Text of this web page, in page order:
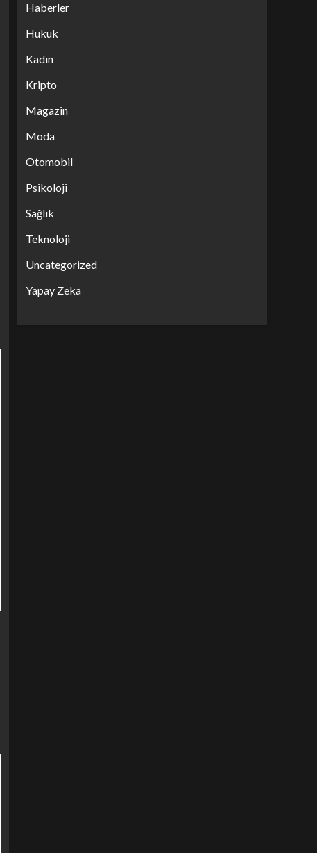
Haberler
Hukuk
Kadın
Kripto
Magazin
Moda
Otomobil
Psikoloji
Sağlık
Teknoloji
Uncategorized
Yapay Zeka